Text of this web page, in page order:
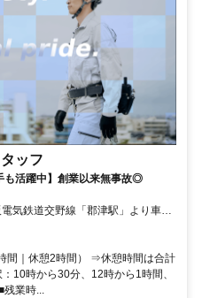
ッフ
も活躍中】創業以来無事故◎
間｜休憩2時間） ⇒休憩時間は合計
10時から30分、12時から1時間、
業時...